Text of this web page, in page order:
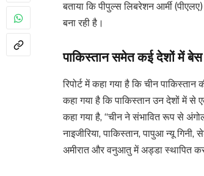
बताया कि पीपुल्स लिबरेशन आर्मी
बना रही है।
पाकिस्तान समेत कई देशों में बेस
रिपोर्ट में कहा गया है कि चीन
कहा गया है कि पाकिस्तान उन देशों में से
कहा गया है, “चीन ने संभावित रूप से
नाइजीरिया, पाकिस्तान, पापुआ न्यू
अमीरात और वनुआतु में अड्डा स्थापित